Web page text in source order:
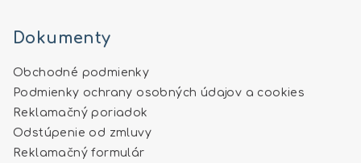
Dokumenty
Obchodné podmienky
Podmienky ochrany osobných údajov a cookies
Reklamačný poriadok
Odstúpenie od zmluvy
Reklamačný formulár